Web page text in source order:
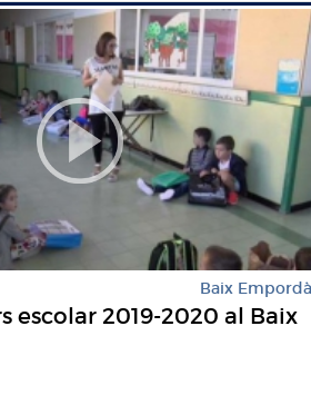
Baix Empordà
escolar 2019-2020 al Baix